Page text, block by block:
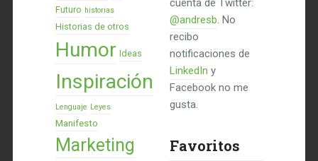
Futuro historias
Historias de otros
Humor Ideas
Inspiración
Lenguaje Leyes
Manifesto
Marketing
cuenta de Twitter:
@andresb. No
recibo
notificaciones de
LinkedIn y
Facebook no me
gusta.
Favoritos